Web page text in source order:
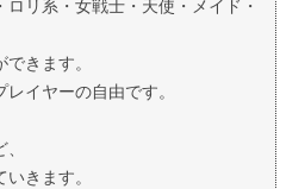
リ系・女戦士・天使・メイド・
きます。
イヤーの自由です。
きます。